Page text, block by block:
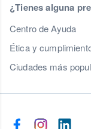
¿Tienes alguna
Centro de Ayuda
Ética y
Ciudades más